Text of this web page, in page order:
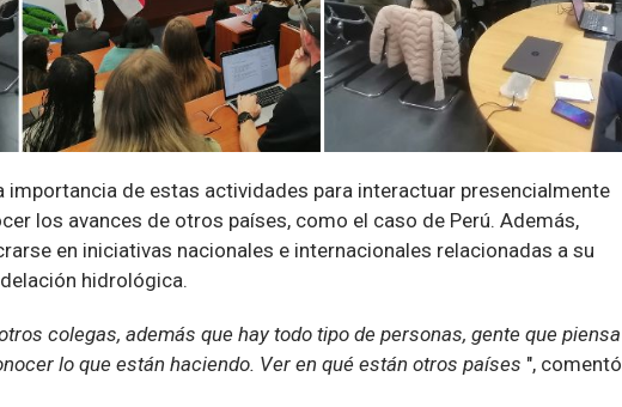
importancia de estas actividades para interactuar presencialmente
los avances de otros países, como el caso de Perú. Además,
en iniciativas nacionales e internacionales relacionadas a su
hidrológica.
colegas, además que hay todo tipo de personas, gente que piensa
lo que están haciendo. Ver en qué están otros países ", comentó